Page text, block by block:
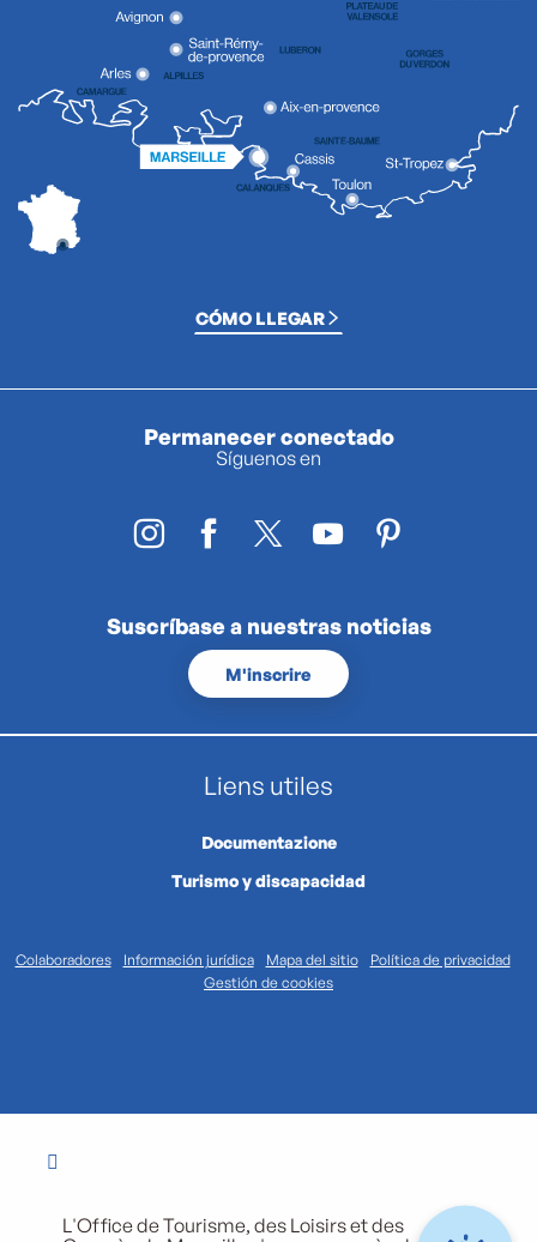
CÓMO LLEGAR
Permanecer conectado
Síguenos en
Suscríbase a nuestras noticias
M'inscrire
Liens utiles
Documentazione
Turismo y discapacidad
Colaboradores Información jurídica Mapa del sitio
Política de privacidad
Gestión de cookies
L'Office de Tourisme, des Loisirs et des